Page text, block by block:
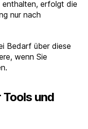
enthalten, erfolgt die
nur nach
Bedarf über diese
wenn Sie
und